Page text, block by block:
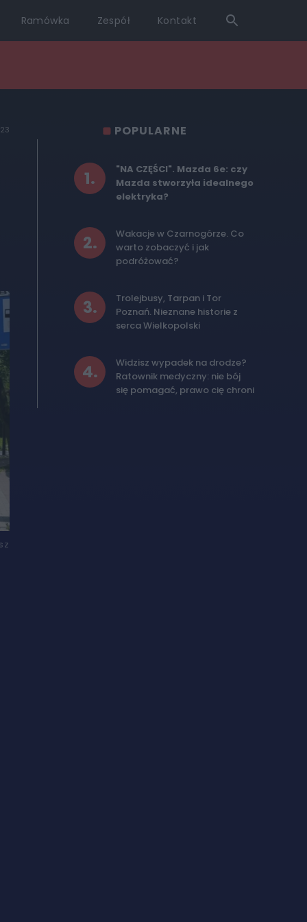
Ramówka Zespół Kontakt
POPULARNE
1.
"NA CZĘŚCI". Mazda 6e: czy
Mazda stworzyła idealnego
elektryka?
2.
Wakacje w Czarnogórze. Co
warto zobaczyć i jak
podróżować?
3.
Trolejbusy, Tarpan i Tor
Poznań. Nieznane historie z
serca Wielkopolski
4.
Widzisz wypadek na drodze?
Ratownik medyczny: nie bój
się pomagać, prawo cię chroni